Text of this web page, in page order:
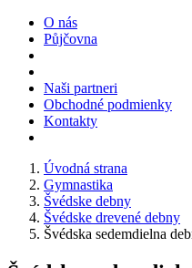
O nás
Půjčovna
Naši partneri
Obchodné podmienky
Kontakty
Úvodná strana
Gymnastika
Švédske debny
Švédske drevené debny
Švédska sedemdielna